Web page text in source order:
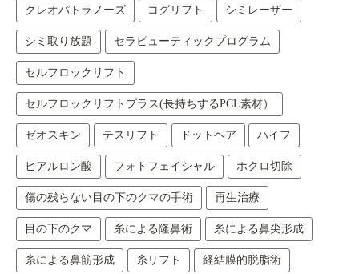
クレオパトラノーズ コグリフト シミレーザー
シミ取り放題 セラピューティックプログラム
セルフロックリフト
セルフロックリフトプラス(長持ちするPCL素材）
ゼオスキン テスリフト ドットヘア ハイフ
ヒアルロン酸 フォトフェイシャル ホクロ切除
傷の残らない目の下のクマの手術 再生治療
目の下のクマ 糸による隆鼻術 糸による鼻尖形成
糸による鼻筋形成 糸リフト 経結膜的脱脂術